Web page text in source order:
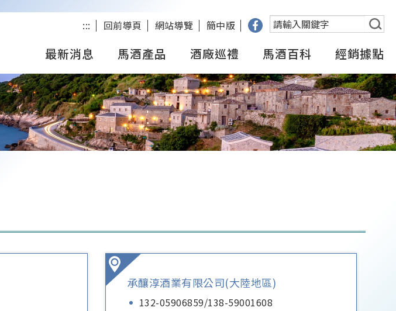
::: 回前導頁 網站導覽 簡中版
搜
尋
最新消息 馬酒產品 酒廠巡禮 馬酒百科 經銷據點
承釀淳酒業有限公司(大陸地區)
132-05906859/138-59001608